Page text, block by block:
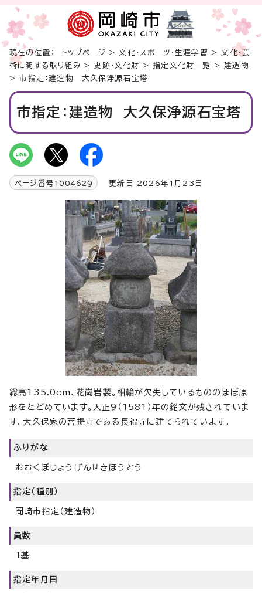
現在の位置： トップページ >文化・スポーツ・生涯学習 >文化・芸
術に関する取り組み> 史跡・文化財 >指定文化財一覧 >建造物
> 市指定：建造物 大久保浄源石宝塔
市指定：建造物 大久保浄源石宝塔
ページ番号 1004629 更新日 2026年1月23日
総高135.0cm、花崗岩製。相輪が欠失しているもののほぼ原
形をとどめています。天正9（1581）年の銘文が残されていま
す。大久保家の菩提寺である長福寺に建てられています。
ふりがな
おおくぼじょうげんせきほうとう
指定（種別）
岡崎市指定（建造物）
員数
1基
指定年月日